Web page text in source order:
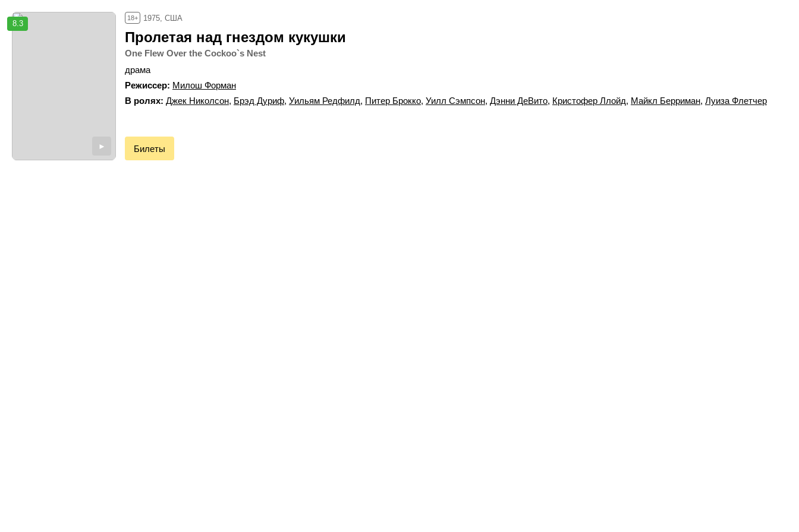
8.3
►
18+ 1975, США
Пролетая над гнездом кукушки
One Flew Over the Cockoo`s Nest
драма
Режиссер Милош Форман
В ролях Джек Николсон, Брэд Дуриф, Уильям Редфилд, Питер Брокко, Уилл Сэмпсон, Дэнни ДеВито, Кристофер Ллойд, Майкл Берриман, Луиза Флетчер
Билеты